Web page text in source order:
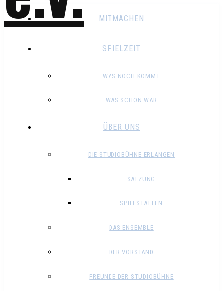
MITMACHEN
SPIELZEIT
WAS NOCH KOMMT
WAS SCHON WAR
ÜBER UNS
DIE STUDIOBÜHNE ERLANGEN
SATZUNG
SPIELSTÄTTEN
DAS ENSEMBLE
DER VORSTAND
FREUNDE DER STUDIOBÜHNE